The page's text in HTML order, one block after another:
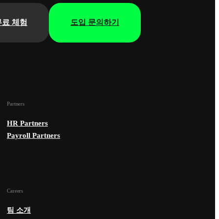
료 체험 도입 문의하기
Partners
HR Partners
Payroll Partners
Careers
팀 소개